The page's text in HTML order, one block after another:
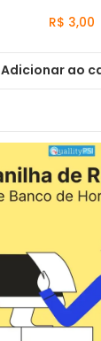
R$ 3,00
Adicionar ao